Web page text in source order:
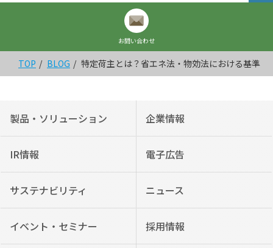
お問い合わせ
TOP BLOG 特定荷主とは？省エネ法・物効法における基準・
製品・ソリューション 企業情報
IR情報 電子広告
サステナビリティ ニュース
イベント・セミナー 採用情報